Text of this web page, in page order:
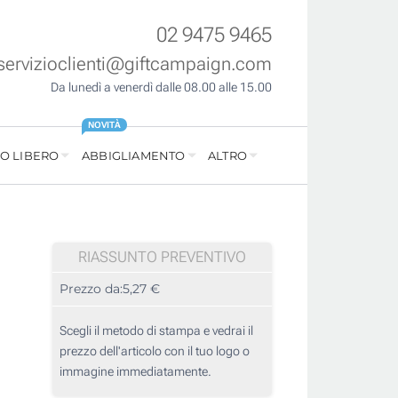
02 9475 9465
Da lunedì a venerdì dalle 08.00 alle 15.00
LIBERO ABBIGLIAMENTO
NOVITÀ
ALTRO
RIASSUNTO PREVENTIVO
Prezzo da:5,27 €
Scegli il metodo di stampa e vedrai il
prezzo dell'articolo con il tuo logo o
immagine immediatamente.